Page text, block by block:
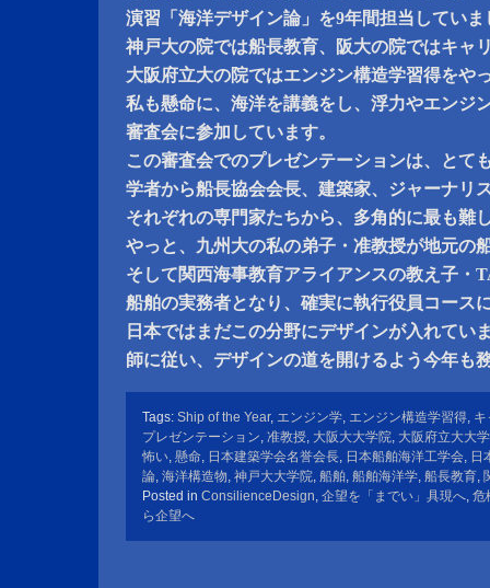
演習「海洋デザイン論」を9年間担当していま
神戸大の院では船長教育、阪大の院ではキャ
大阪府立大の院ではエンジン構造学習得をや
私も懸命に、海洋を講義をし、浮力やエンジ
審査会に参加しています。
この審査会でのプレゼンテーションは、とて
学者から船長協会会長、建築家、ジャーナリ
それぞれの専門家たちから、多角的に最も難
やっと、九州大の私の弟子・准教授が地元の
そして関西海事教育アライアンスの教え子・
船舶の実務者となり、確実に執行役員コース
日本ではまだこの分野にデザインが入れてい
師に従い、デザインの道を開けるよう今年も
Tags: Ship of the Year, エンジン学, エンジン構造学習得, キ
プレゼンテーション, 准教授, 大阪大大学院, 大阪府立大大
怖い, 懸命, 日本建築学会名誉会長, 日本船舶海洋工学会, 日
論, 海洋構造物, 神戸大大学院, 船舶, 船舶海洋学, 船長教育,
Posted in ConsilienceDesign, 企望を「までい」具現へ, 危
ら企望へ